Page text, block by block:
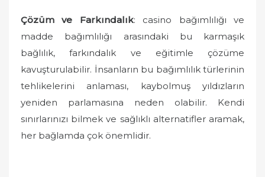
Çözüm ve Farkındalık: casino bağımlılığı ve
madde bağımlılığı arasındaki bu karmaşık
bağlılık, farkındalık ve eğitimle çözüme
kavuşturulabilir. İnsanların bu bağımlılık türlerinin
tehlikelerini anlaması, kaybolmuş yıldızların
yeniden parlamasına neden olabilir. Kendi
sınırlarınızı bilmek ve sağlıklı alternatifler aramak,
her bağlamda çok önemlidir.